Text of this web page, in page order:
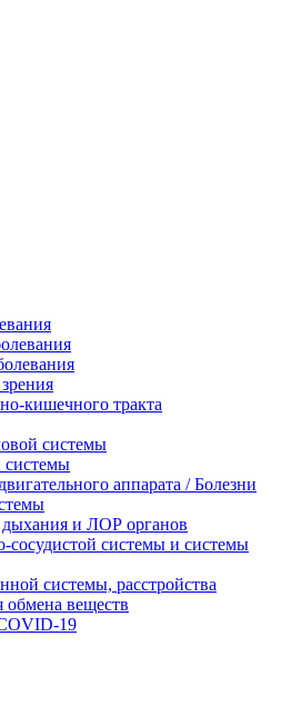
кишечного тракта
системы
системы
аппарата / Болезни
дыхания и ЛОР органов
сосудистой системы и системы
системы, расстройства
веществ
19